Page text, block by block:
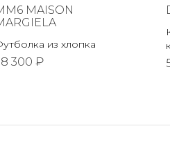
MAISON
из хлопка
300 ₽